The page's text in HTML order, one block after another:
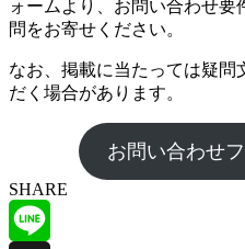
ォームより、お問い合わせ
問をお寄せください。
なお、掲載に当たっては疑問
だく場合があります。
お問い合わせ
SHARE